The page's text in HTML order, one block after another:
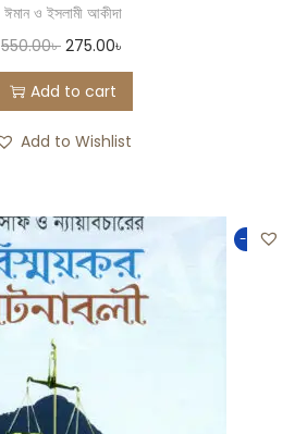
ঈমান ও ইসলামী আকীদা
550.00৳ 275.00৳
Add to cart
Add to Wishlist
-50%